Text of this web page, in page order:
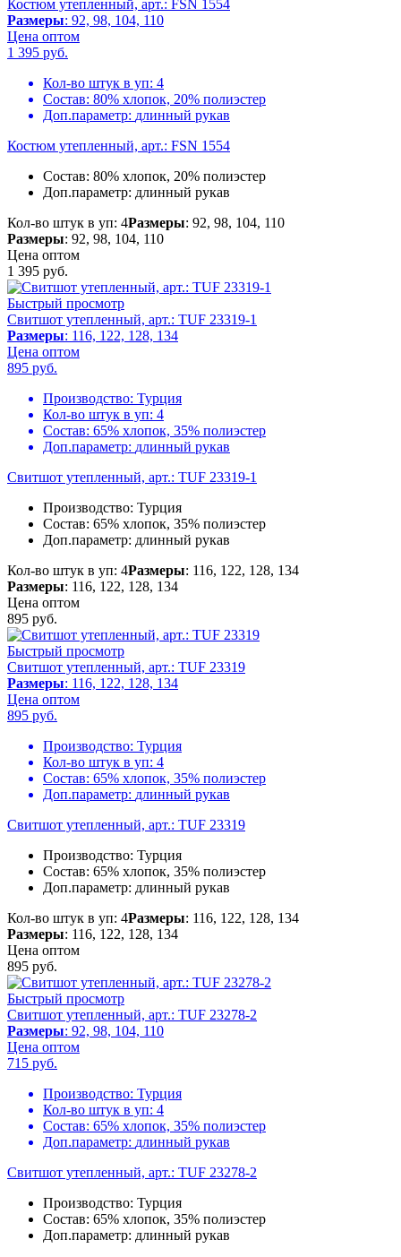
Костюм утепленный, арт.: FSN 1554
Размеры: 92, 98, 104, 110
Цена оптом
1 395 руб.
Кол-во штук в уп: 4
Состав: 80% хлопок, 20% полиэстер
Доп.параметр: длинный рукав
Костюм утепленный, арт.: FSN 1554
Состав: 80% хлопок, 20% полиэстер
Доп.параметр: длинный рукав
Кол-во штук в уп: 4Размеры: 92, 98, 104, 110
Размеры: 92, 98, 104, 110
Цена оптом
1 395 руб.
Быстрый просмотр
Свитшот утепленный, арт.: TUF 23319-1
Размеры: 116, 122, 128, 134
Цена оптом
895 руб.
Производство: Турция
Кол-во штук в уп: 4
Состав: 65% хлопок, 35% полиэстер
Доп.параметр: длинный рукав
Свитшот утепленный, арт.: TUF 23319-1
Производство: Турция
Состав: 65% хлопок, 35% полиэстер
Доп.параметр: длинный рукав
Кол-во штук в уп: 4Размеры: 116, 122, 128, 134
Размеры: 116, 122, 128, 134
Цена оптом
895 руб.
Быстрый просмотр
Свитшот утепленный, арт.: TUF 23319
Размеры: 116, 122, 128, 134
Цена оптом
895 руб.
Производство: Турция
Кол-во штук в уп: 4
Состав: 65% хлопок, 35% полиэстер
Доп.параметр: длинный рукав
Свитшот утепленный, арт.: TUF 23319
Производство: Турция
Состав: 65% хлопок, 35% полиэстер
Доп.параметр: длинный рукав
Кол-во штук в уп: 4Размеры: 116, 122, 128, 134
Размеры: 116, 122, 128, 134
Цена оптом
895 руб.
Быстрый просмотр
Свитшот утепленный, арт.: TUF 23278-2
Размеры: 92, 98, 104, 110
Цена оптом
715 руб.
Производство: Турция
Кол-во штук в уп: 4
Состав: 65% хлопок, 35% полиэстер
Доп.параметр: длинный рукав
Свитшот утепленный, арт.: TUF 23278-2
Производство: Турция
Состав: 65% хлопок, 35% полиэстер
Доп.параметр: длинный рукав